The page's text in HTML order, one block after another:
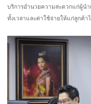
บริการอำนวยความสะดวกแก่ผู้น
ทั้งเวลาและค่าใช้จ่ายให้แก่ลูกค้า